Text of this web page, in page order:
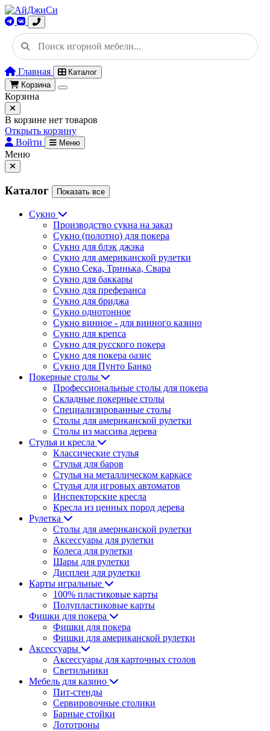
Главная
Каталог
Корзина
Корзина
В корзине нет товаров
Открыть корзину
Войти
Меню
Меню
Каталог Показать все
Сукно
Производство сукна на заказ
Сукно (полотно) для покера
Сукно для блэк джэка
Сукно для американской рулетки
Сукно Сека, Тринька, Свара
Сукно для баккары
Сукно для преферанса
Сукно для бриджа
Сукно однотонное
Сукно винное - для винного казино
Сукно для крепса
Сукно для русского покера
Сукно для покера оазис
Сукно для Пунто Банко
Покерные столы
Профессиональные столы для покера
Складные покерные столы
Специализированные столы
Столы для американской рулетки
Столы из массива дерева
Стулья и кресла
Классические стулья
Стулья для баров
Стулья на металлическом каркасе
Стулья для игровых автоматов
Инспекторские кресла
Кресла из ценных пород дерева
Рулетка
Столы для американской рулетки
Аксессуары для рулетки
Колеса для рулетки
Шары для рулетки
Дисплеи для рулетки
Карты игральные
100% пластиковые карты
Полупластиковые карты
Фишки для покера
Фишки для покера
Фишки для американской рулетки
Аксессуары
Аксессуары для карточных столов
Светильники
Мебель для казино
Пит-стенды
Сервировочные столики
Барные стойки
Лототроны